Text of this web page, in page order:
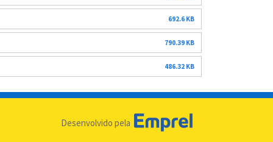
692.6 KB
790.39 KB
486.32 KB
Desenvolvido pela